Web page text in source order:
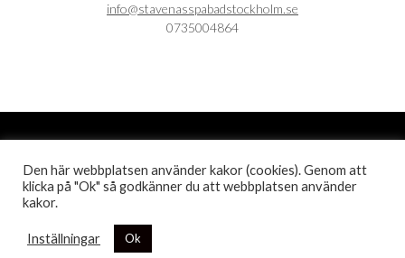
info@stavenasspabadstockholm.se
0735004864
Org.nummer 559076-6969
Kontakt
Den här webbplatsen använder kakor (cookies). Genom att
klicka på "Ok" så godkänner du att webbplatsen använder
kakor.
Inställningar Ok